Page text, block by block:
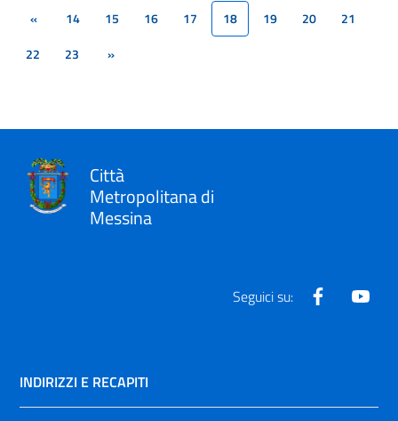
« 14 15 16 17 18(current)
19 20
21
22
23 »
Città
Metropolitana di
Messina
Seguici su: Facebook
INDIRIZZI E RECAPITI